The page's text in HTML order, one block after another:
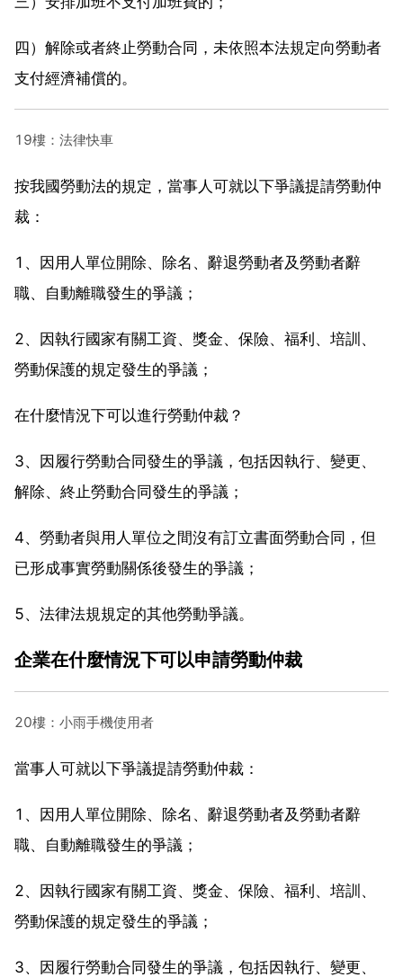
四）解除或者終止勞動合同，未依照本法規定向勞動者
支付經濟補償的。
19樓：法律快車
按我國勞動法的規定，當事人可就以下爭議提請勞動仲
裁：
1、因用人單位開除、除名、辭退勞動者及勞動者辭
職、自動離職發生的爭議；
2、因執行國家有關工資、獎金、保險、福利、培訓、
勞動保護的規定發生的爭議；
在什麼情況下可以進行勞動仲裁？
3、因履行勞動合同發生的爭議，包括因執行、變更、
解除、終止勞動合同發生的爭議；
4、勞動者與用人單位之間沒有訂立書面勞動合同，但
已形成事實勞動關係後發生的爭議；
5、法律法規規定的其他勞動爭議。
企業在什麼情況下可以申請勞動仲裁
20樓：小雨手機使用者
當事人可就以下爭議提請勞動仲裁：
1、因用人單位開除、除名、辭退勞動者及勞動者辭
職、自動離職發生的爭議；
2、因執行國家有關工資、獎金、保險、福利、培訓、
勞動保護的規定發生的爭議；
3、因履行勞動合同發生的爭議，包括因執行、變更、